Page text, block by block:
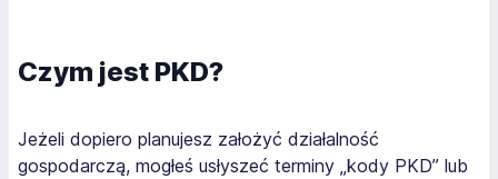
Czym jest PKD?
Jeżeli dopiero planujesz założyć działalność
gospodarczą, mogłeś usłyszeć terminy „kody PKD” lub